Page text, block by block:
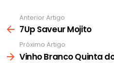
mais
Anterior Artigo
7Up Saveur Mojito
Próximo Artigo
Vinho Branco Quinta